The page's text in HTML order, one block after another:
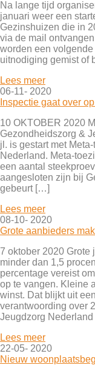
Na lange tijd
januari weer een
Gezinshuizen die in
via de mail
worden een
uitnodiging gemist of
Lees meer
06-11- 2020
Inspectie gaat over
10 OKTOBER 2020
Gezondheidszorg &
jl. is gestart met
Nederland. Meta-
een aantal
aangesloten zijn bij
gebeurt […]
Lees meer
08-10- 2020
Grote aanbieders
7 oktober 2020
minder dan 1,5
percentage vereist
op te vangen. Kleine
winst. Dat blijkt uit
verantwoording over
Jeugdzorg
Lees meer
22-05- 2020
Nieuw